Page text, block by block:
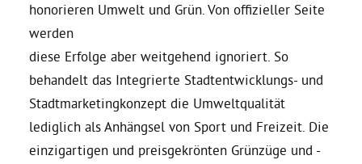
honorieren Umwelt und Grün. Von offizieller Seite
werden
diese Erfolge aber weitgehend ignoriert. So
behandelt das Integrierte Stadtentwicklungs- und
Stadtmarketingkonzept die Umweltqualität
lediglich als Anhängsel von Sport und Freizeit. Die
einzigartigen und preisgekrönten Grünzüge und -